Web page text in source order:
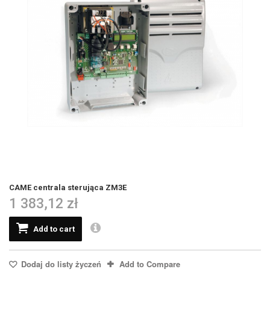
CAME centrala sterująca ZM3E
1 383,12 zł
Add to cart
Dodaj do listy życzeń Add to Compare